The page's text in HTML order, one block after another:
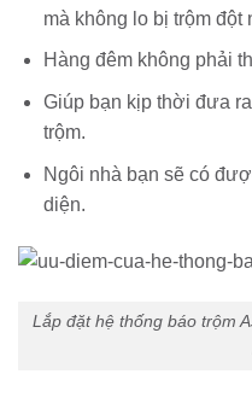
mà không lo bị trộm đột
Hàng đêm không phải
Giúp bạn kịp thời đưa
trộm.
Ngôi nhà bạn sẽ có
diện.
Lắp đặt hệ thống báo trộm